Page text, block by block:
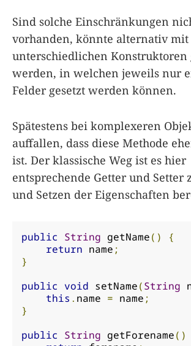
Sind solche Einschränkungen
vorhanden, könnte alternativ mit
unterschiedlichen Konstruktoren
werden, in welchen jeweils nur
Felder gesetzt werden können.
Spätestens bei komplexeren
auffallen, dass diese Methode
ist. Der klassische Weg ist es hier
entsprechende Getter und Setter
und Setzen der Eigenschaften
public String getName()
{
return name ;
}
public void setName(String
this . name = name ;
}
public String getForename()